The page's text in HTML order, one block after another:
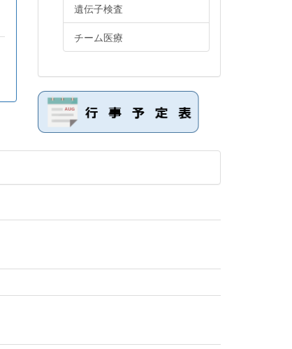
遺伝子検査
チーム医療